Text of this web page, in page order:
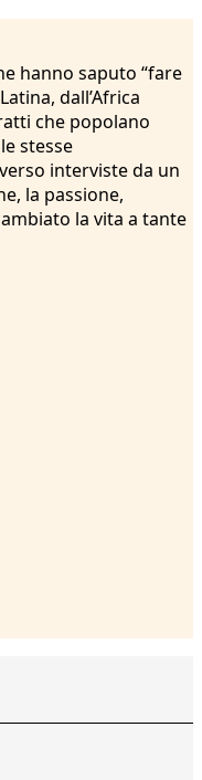
hanno saputo “fare
dall’Africa
che popolano
stesse
interviste da un
la passione,
la vita a tante